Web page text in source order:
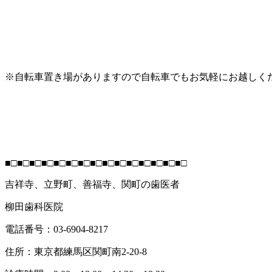
※自転車置き場がありますので自転車でもお気軽にお越し
■□■□■□■□■□■□■□■□■□■□■□■□■□■□■□
吉祥寺、立野町、善福寺、関町の歯医者
柳田歯科医院
電話番号：03-6904-8217
住所：東京都練馬区関町南2-20-8